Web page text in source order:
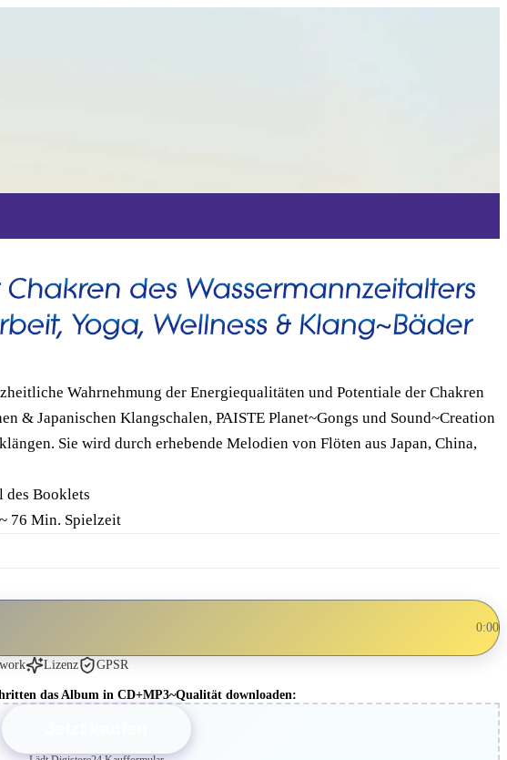
Wahrnehmung der Energiequalitäten und Potentiale der Chakren
& Japanischen Klangschalen, PAISTE Planet~Gongs und Sound~Creation
Sie wird durch erhebende Melodien von Flöten aus Japan, China,
des Booklets
76 Min. Spielzeit
0:00
Lizenz GPSR
das Album in CD+MP3~Qualität downloaden: